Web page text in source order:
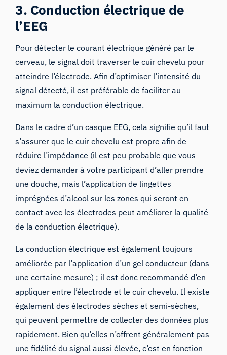
3. Conduction électrique de
l’EEG
Pour détecter le courant électrique généré par le
cerveau, le signal doit traverser le cuir chevelu pour
atteindre l’électrode. Afin d’optimiser l’intensité du
signal détecté, il est préférable de faciliter au
maximum la conduction électrique.
Dans le cadre d’un casque EEG, cela signifie qu’il faut
s’assurer que le cuir chevelu est propre afin de
réduire l’impédance (il est peu probable que vous
deviez demander à votre participant d’aller prendre
une douche, mais l’application de lingettes
imprégnées d’alcool sur les zones qui seront en
contact avec les électrodes peut améliorer la qualité
de la conduction électrique).
La conduction électrique est également toujours
améliorée par l’application d’un gel conducteur (dans
une certaine mesure) ; il est donc recommandé d’en
appliquer entre l’électrode et le cuir chevelu. Il existe
égalementdes électrodes sèches etsemi-sèches,
qui peuvent permettre de collecter des données plus
rapidement. Bien qu’elles n’offrent généralement pas
une fidélité du signal aussi élevée, c’est en fonction